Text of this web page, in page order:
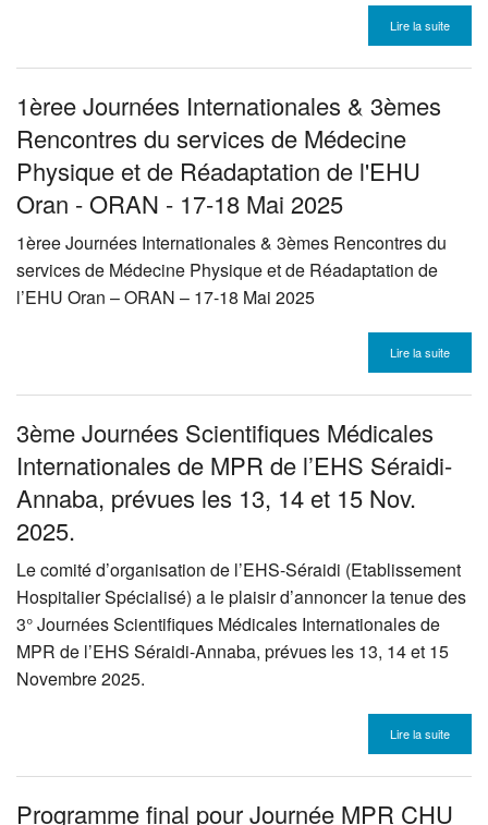
Lire la suite
1èree Journées Internationales & 3èmes
Rencontres du services de Médecine
Physique et de Réadaptation de l'EHU
Oran - ORAN - 17-18 Mai 2025
1èree Journées Internationales & 3èmes Rencontres du
services de Médecine Physique et de Réadaptation de
l’EHU Oran –ORAN – 17-18 Mai 2025
Lire la suite
3ème Journées Scientifiques Médicales
Internationales de MPR de l’EHS Séraidi-
Annaba, prévues les 13, 14 et 15 Nov.
2025.
Le comité d’organisation de l’EHS-Séraidi (Etablissement
Hospitalier Spécialisé) a le plaisir d’annoncer la tenue des
3° Journées Scientifiques Médicales Internationales de
MPR de l’EHS Séraidi-Annaba, prévues les 13, 14 et 15
Novembre 2025.
Lire la suite
Programme final pour Journée MPR CHU